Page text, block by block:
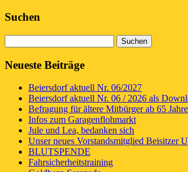
Suchen
nach:
Neueste Beiträge
Beiersdorf aktuell Nr. 06/2027
Beiersdorf aktuell Nr. 06 / 2026 als
Befragung für ältere Mitbürger ab 65
Infos zum Garagenflohmarkt
Jule und Lea, bedanken sich
Unser neues Vorstandsmitglied Beisitzer
BLUTSPENDE
Fahrsicherheitstraining